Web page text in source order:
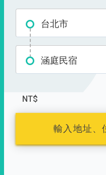
台北市
涵庭民宿
NT$
輸入地址、